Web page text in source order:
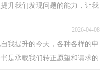
升我们发现问题的能力，让我
2026-04-08
我提升的今天，各种各样的申
是承载我们转正愿望和请求的